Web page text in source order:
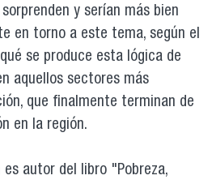
y serían más bien
en torno a este tema, según el
se produce esta lógica de
aquellos sectores más
que finalmente terminan de
en la región.
es autor del libro "Pobreza,